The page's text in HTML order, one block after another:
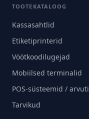
TOOTEKATALOOG
Kassasahtlid
Etiketiprinterid
Vöötkoodilugejad
Mobiilsed terminalid
POS-süsteemid /
Tarvikud